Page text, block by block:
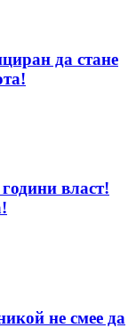
да стане
власт!
не смее да